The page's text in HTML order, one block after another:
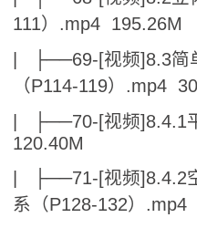
111）.mp4 195.26M
| ├──69-[视频]8.3简
（P114-119）.mp4
| ├──70-[视频]8.4.1
120.40M
| ├──71-[视频]8.4.2
系（P128-132）.mp4